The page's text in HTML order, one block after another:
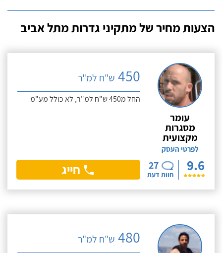
הצעות מחיר של מתקיני גדרות מתל אביב
עומר
מסגרות
מקצועית
לפרטי העסק
9.6
27
חוות דעת
450 ש"ח למ"ר
החל מ450 ש"ח למ"ר, לא כולל מע"מ
חייג
480 ש"ח למ"ר